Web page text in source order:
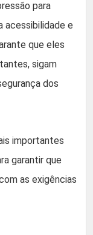
para
acessibilidade e
que eles
sigam
dos
importantes
garantir que
as exigências